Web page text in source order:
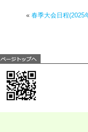
« 春季大会日程(2025